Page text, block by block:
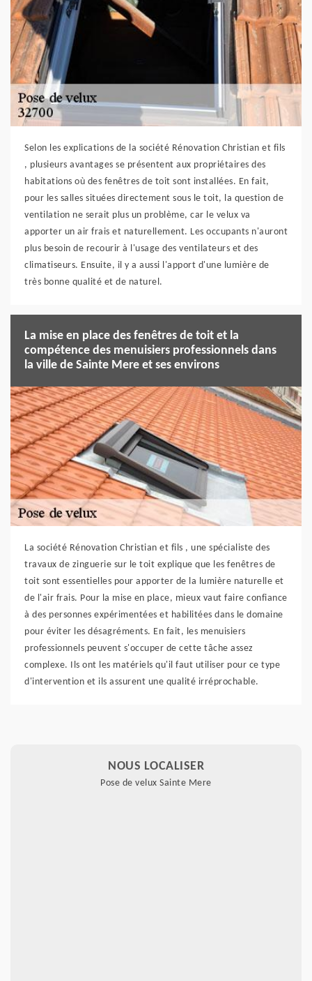
Selon les explications de la société Rénovation Christian et fils
, plusieurs avantages se présentent aux propriétaires des
habitations où des fenêtres de toit sont installées. En fait,
pour les salles situées directement sous le toit, la question de
ventilation ne serait plus un problème, car le velux va
apporter un air frais et naturellement. Les occupants n'auront
plus besoin de recourir à l'usage des ventilateurs et des
climatiseurs. Ensuite, il y a aussi l'apport d'une lumière de
très bonne qualité et de naturel.
La mise en place des fenêtres de toit et la
compétence des menuisiers professionnels dans
la ville de Sainte Mere et ses environs
La société Rénovation Christian et fils , une spécialiste des
travaux de zinguerie sur le toit explique que les fenêtres de
toit sont essentielles pour apporter de la lumière naturelle et
de l'air frais. Pour la mise en place, mieux vaut faire confiance
à des personnes expérimentées et habilitées dans le domaine
pour éviter les désagréments. En fait, les menuisiers
professionnels peuvent s'occuper de cette tâche assez
complexe. Ils ont les matériels qu'il faut utiliser pour ce type
d'intervention et ils assurent une qualité irréprochable.
NOUS LOCALISER
Pose de velux Sainte Mere